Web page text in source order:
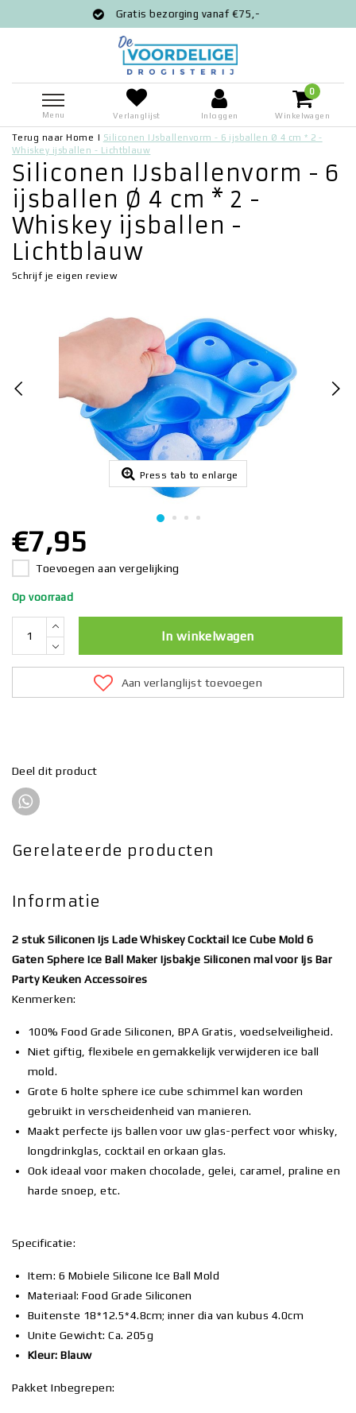
Gratis bezorging vanaf €75,-
Menu Verlanglijst Inloggen
0
Winkelwagen
Terug naar Home | Siliconen IJsballenvorm - 6 ijsballen Ø 4 cm * 2 -
Whiskey ijsballen - Lichtblauw
Siliconen IJsballenvorm - 6
ijsballen Ø 4 cm * 2 -
Whiskey ijsballen -
Lichtblauw
Schrijf je eigen review
Press tab to enlarge
€7,95
Toevoegen aan vergelijking
Op voorraad
In winkelwagen
Aan verlanglijst toevoegen
Deel dit product
Gerelateerde producten
Informatie
2 stuk Siliconen Ijs Lade Whiskey Cocktail Ice Cube Mold 6
Gaten Sphere Ice Ball Maker Ijsbakje Siliconen mal voor Ijs Bar
Party Keuken Accessoires
Kenmerken:
100% Food Grade Siliconen, BPA Gratis, voedselveiligheid.
Niet giftig, flexibele en gemakkelijk verwijderen ice ball
mold.
Grote 6 holte sphere ice cube schimmel kan worden
gebruikt in verscheidenheid van manieren.
Maakt perfecte ijs ballen voor uw glas-perfect voor whisky,
longdrinkglas, cocktail en orkaan glas.
Ook ideaal voor maken chocolade, gelei, caramel, praline en
harde snoep, etc.
Specificatie:
Item: 6 Mobiele Silicone Ice Ball Mold
Materiaal: Food Grade Siliconen
Buitenste 18*12.5*4.8cm; inner dia van kubus 4.0cm
Unite Gewicht: Ca. 205g
Kleur: Blauw
Pakket Inbegrepen: